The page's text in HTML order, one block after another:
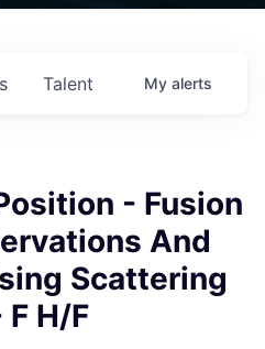
Talent My alerts
- Fusion
And
Scattering
H/F